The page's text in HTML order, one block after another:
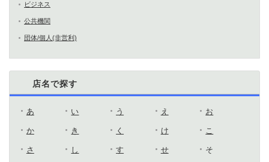
ビジネス
公共機関
団体/個人(非営利)
店名で探す
あ い う え お
か き く け こ
さ し す せ そ